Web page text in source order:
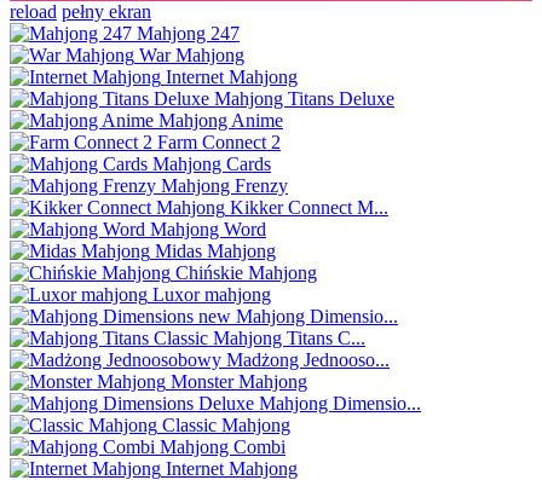
reload pełny ekran
Mahjong 247
War Mahjong
Internet Mahjong
Mahjong Titans Deluxe
Mahjong Anime
Farm Connect 2
Mahjong Cards
Mahjong Frenzy
Kikker Connect M...
Mahjong Word
Midas Mahjong
Chińskie Mahjong
Luxor mahjong
Mahjong Dimensio...
Mahjong Titans C...
Madżong Jednooso...
Monster Mahjong
Mahjong Dimensio...
Classic Mahjong
Mahjong Combi
Internet Mahjong